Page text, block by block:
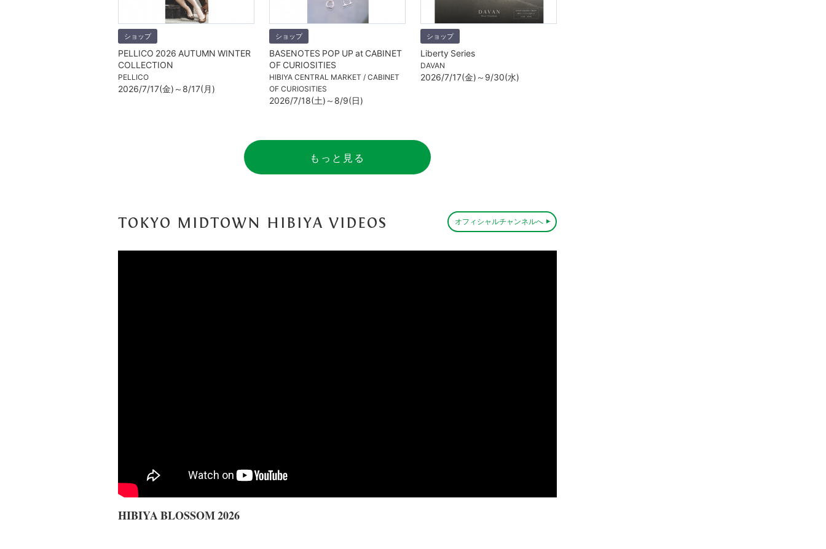
ショップ
PELLICO 2026 AUTUMN WINTER
COLLECTION
PELLICO
2026/7/17(金)～8/17(月)
ショップ
BASENOTES POP UP at CABINET
OF CURIOSITIES
HIBIYA CENTRAL MARKET / CABINET
OF CURIOSITIES
2026/7/18(土)～8/9(日)
ショップ
Liberty Series
DAVAN
2026/7/17(金)～9/30(水)
もっと見る
TOKYO MIDTOWN HIBIYA VIDEOS オフィシャルチャンネルへ
HIBIYA BLOSSOM 2026